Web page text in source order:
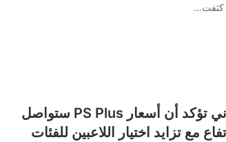
سوني تؤكد أن أسعار PS Plus ستواصل
مع تزايد اختيار اللاعبين للفئات